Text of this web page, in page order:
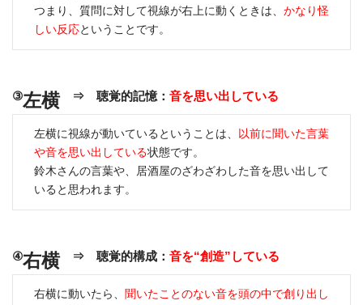
つまり、質問に対して視線が右上に動くときは、 かなり怪
しい反応ということです。
③左横⇒ 聴覚的記憶： 音を思い出している
左横に視線が動いているということは、
以前に聞いた言葉
や音を思い出している状態です。
鈴木さんの言葉や、居酒屋のざわざわした音を思い出して
いると思われます。
④右横⇒ 聴覚的構成： 音を“創造”している
右横に動いたら、 聞いたことのない音を頭の中で創り出し